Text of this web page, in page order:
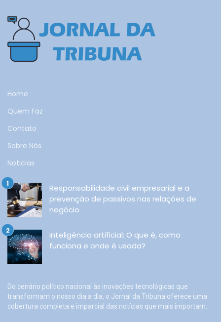
Home
Quem Faz
Contato
Sobre Nós
Noticias
Responsabilidade civil empresarial e a
prevenção de passivos nas relações de
negócio
Inteligência artificial: O que é, como
funciona e onde é usada?
Do cenário político nacional às inovações tecnológicas que
transformam o nosso dia a dia, o Jornal da Tribuna oferece uma
cobertura completa e imparcial das notícias que mais importam.